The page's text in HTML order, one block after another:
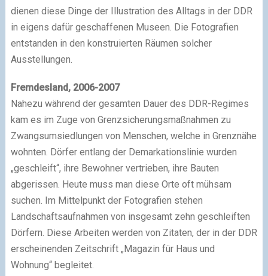
dienen diese Dinge der Illustration des Alltags in der DDR
in eigens dafür geschaffenen Museen. Die Fotografien
entstanden in den konstruierten Räumen solcher
Ausstellungen.
Fremdesland, 2006-2007
Nahezu während der gesamten Dauer des DDR-Regimes
kam es im Zuge von Grenzsicherungs­maßnahmen zu
Zwangs­umsiedlungen von Menschen, welche in Grenznähe
wohnten. Dörfer entlang der Demarkations­linie wurden
„geschleift“, ihre Bewohner vertrieben, ihre Bauten
abgerissen. Heute muss man diese Orte oft mühsam
suchen. Im Mittelpunkt der Fotografien stehen
Landschafts­aufnahmen von insgesamt zehn geschleiften
Dörfern. Diese Arbeiten werden von Zitaten, der in der DDR
erscheinenden Zeitschrift „Magazin für Haus und
Wohnung“ begleitet.